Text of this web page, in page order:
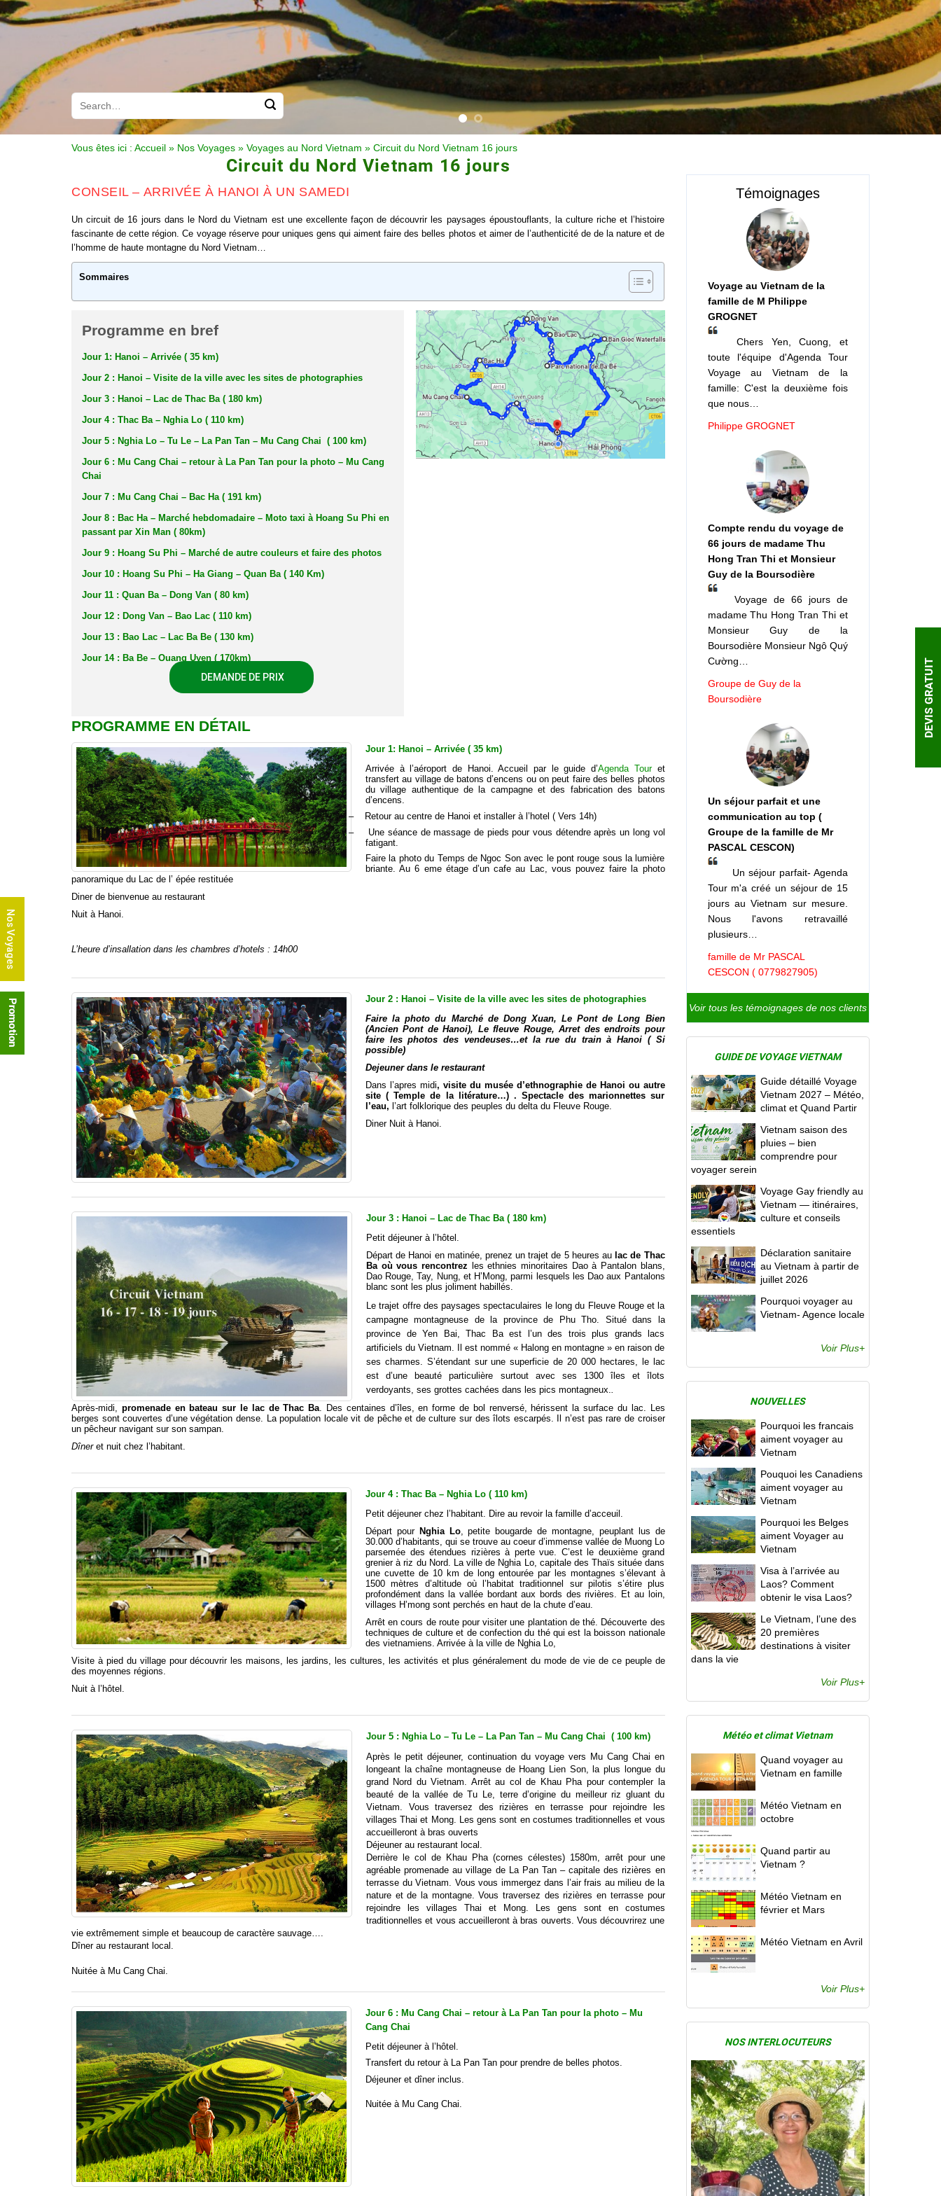
Vous êtes ici : Accueil » Nos Voyages » Voyages au Nord Vietnam » Circuit du Nord Vietnam 16 jours
Circuit du Nord Vietnam 16 jours
CONSEIL – ARRIVÉE À HANOI À UN SAMEDI
Un circuit de 16 jours dans le Nord du Vietnam est une excellente façon de découvrir les paysages époustouflants, la culture riche et l’histoire
fascinante de cette région. Ce voyage réserve pour uniques gens qui aiment faire des belles photos et aimer de l’authenticité de de la nature et de
l’homme de haute montagne du Nord Vietnam…
Sommaires
Programme en bref
Jour 1: Hanoi – Arrivée ( 35 km)
Jour 2 : Hanoi – Visite de la ville avec les sites de photographies
Jour 3 : Hanoi – Lac de Thac Ba ( 180 km)
Jour 4 : Thac Ba – Nghia Lo ( 110 km)
Jour 5 : Nghia Lo – Tu Le – La Pan Tan – Mu Cang Chai ( 100 km)
Jour 6 : Mu Cang Chai – retour à La Pan Tan pour la photo – Mu Cang
Chai
Jour 7 : Mu Cang Chai – Bac Ha ( 191 km)
Jour 8 : Bac Ha – Marché hebdomadaire – Moto taxi à Hoang Su Phi en
passant par Xin Man ( 80km)
Jour 9 : Hoang Su Phi – Marché de autre couleurs et faire des photos
Jour 10 : Hoang Su Phi – Ha Giang – Quan Ba ( 140 Km)
Jour 11 : Quan Ba – Dong Van ( 80 km)
Jour 12 : Dong Van – Bao Lac ( 110 km)
Jour 13 : Bao Lac – Lac Ba Be ( 130 km)
Jour 14 : Ba Be – Quang Uyen ( 170km)
Jour 15 : Quang Uyen – Cascades Ban Gioc – Cao Bang ( 140 km)
DEMANDE DE PRIX
PROGRAMME EN DÉTAIL
Jour 1: Hanoi – Arrivée ( 35 km)
Arrivée à l’aéroport de Hanoi. Accueil par le guide d’Agenda Touret
transfertau village de batons d’encens ou on peut faire des belles photos
du village authentique de la campagne et des fabrication des batons
d’encens.
–
Retour au centre de Hanoi et installer à l’hotel ( Vers 14h)
–
Une séance demassage de pieds pour vous détendre après un long vol
fatigant.
Faire la photo du Temps de Ngoc Son avec le pont rouge sous la lumière
briante. Au 6 eme étage d’un cafe au Lac, vous pouvez faire la photo
panoramique du Lac de l’ épée restituée
Diner de bienvenue au restaurant
Nuit à Hanoi.
L’heure d’insallation dans les chambres d’hotels : 14h00
Jour 2 : Hanoi – Visite de la ville avec les sites de photographies
Faire la photo du Marché de Dong Xuan, Le Pont de Long Bien
(Ancien Pont de Hanoi), Le fleuve Rouge, Arret des endroits pour
faire les photos des vendeuses…et la rue du train à Hanoi ( Si
possible)
Dejeuner dans le restaurant
Dans l’apres midi, visite du musée d’ethnographie de Hanoi ou autre
site ( Temple de la litérature…) . Spectacle des marionnettes sur
l’eau, l’art folklorique des peuples du delta du Fleuve Rouge.
Diner Nuit à Hanoi.
Jour 3 : Hanoi – Lac de Thac Ba ( 180 km)
Petit déjeuner à l’hôtel.
Départ de Hanoi en matinée, prenez un trajet de 5 heures au lac de Thac
Ba où vous rencontrez les ethnies minoritaires Dao à Pantalon blans,
Dao Rouge, Tay, Nung, et H’Mong, parmi lesquels les Dao aux Pantalons
blanc sont les plus joliment habillés.
Le trajet offre des paysages spectaculaires le long du Fleuve Rouge et la
campagne montagneuse de la province de Phu Tho. Situé dans la
province de Yen Bai, Thac Ba est l’un des trois plus grands lacs
artificiels du Vietnam. Il est nommé « Halong en montagne » en raison de
ses charmes. S’étendant sur une superficie de 20 000 hectares, le lac
est d’une beauté particulière surtout avec ses 1300 îles et îlots
verdoyants, ses grottes cachées dans les pics montagneux.
Après-midi, promenade en bateau sur le lac de Thac Ba . Des centaines d’îles, en forme de bol renversé, hérissent la surface du lac. Les
berges sont couvertes d’une végétation dense. La population locale vit de pêche et de culture sur des îlots escarpés. Il n’est pas rare de croiser
un pêcheur navigant sur son sampan.
Dîner et nuit chez l’habitant.
Jour 4 : Thac Ba – Nghia Lo ( 110 km)
Petit déjeuner chez l’habitant. Dire au revoir la famille d’acceuil.
Départ pour Nghia Lo, petite bougarde de montagne, peuplant lus de
30.000 d’habitants, qui se trouve au coeur d’immense vallée de Muong Lo
parsemée des étendues rizières à perte vue. C’est le deuxième grand
grenier à riz du Nord. La ville de Nghia Lo, capitale des Thaïs située dans
une cuvette de 10 km de long entourée par les montagnes s’élevant à
1500 mètres d’altitude où l’habitat traditionnel sur pilotis s’étire plus
profondément dans la vallée bordant aux bords des rivières. Et au loin,
villages H’mong sont perchés en haut de la chute d’eau.
Arrêt en cours de route pour visiter une plantation de thé. Découverte des
techniques de culture et de confection du thé qui est la boisson nationale
des vietnamiens. Arrivée à la ville de Nghia Lo,
Visite à pied du village pour découvrir les maisons, les jardins, les cultures, les activités et plus généralement du mode de vie de ce peuple de
des moyennes régions.
Nuit à l’hôtel.
Jour 5 : Nghia Lo – Tu Le – La Pan Tan – Mu Cang Chai ( 100 km)
Après le petit déjeuner, continuation du voyage vers Mu Cang Chai en
longeant la chaîne montagneuse de Hoang Lien Son, la plus longue du
grand Nord du Vietnam. Arrêt au col de Khau Pha pour contempler la
beauté de la vallée de Tu Le, terre d’origine du meilleur riz gluant du
Vietnam. Vous traversez des rizières en terrasse pour rejoindre les
villages Thai et Mong. Les gens sont en costumes traditionnelles et vous
accueilleront à bras ouverts
Déjeuner au restaurant local.
Derrière le col de Khau Pha (cornes célestes) 1580m, arrêt pour une
agréable promenade au village de La Pan Tan – capitale des rizières en
terrasse du Vietnam. Vous vous immergez dans l’air frais au milieu de la
nature et de la montagne. Vous traversez des rizières en terrasse pour
rejoindre les villages Thai et Mong. Les gens sont en costumes
traditionnelles et vous accueilleront à bras ouverts. Vous découvrirez une
vie extrêmement simple et beaucoup de caractère sauvage….
Dîner au restaurant local.
Nuitée à Mu Cang Chai.
Jour 6 : Mu Cang Chai – retour à La Pan Tan pour la photo – Mu
Cang Chai
Petit déjeuner à l’hôtel.
Transfert du retour à La Pan Tan pour prendre de belles photos.
Déjeuner et dîner inclus.
Nuitée à Mu Cang Chai.
Témoignages
Voyage au Vietnam de la
famille de M Philippe
GROGNET
Chers Yen, Cuong, et
toute l'équipe d'Agenda Tour
Voyage au Vietnam de la
famille: C'est la deuxième fois
que nous…
Philippe GROGNET
Compte rendu du voyage de
66 jours de madame Thu
Hong Tran Thi et Monsieur
Guy de la Boursodière
Voyage de 66 jours de
madame Thu Hong Tran Thi et
Monsieur Guy de la
Boursodière Monsieur Ngô Quý
Cường…
Groupe de Guy de la
Boursodière
Un séjour parfait et une
communication au top (
Groupe de la famille de Mr
PASCAL CESCON)
Un séjour parfait- Agenda
Tour m'a créé un séjour de 15
jours au Vietnam sur mesure.
Nous l'avons retravaillé
plusieurs…
famille de Mr PASCAL
CESCON ( 0779827905)
Voir tous les témoignages de nos clients
GUIDE DE VOYAGE VIETNAM
Guide détaillé Voyage
Vietnam 2027 – Météo,
climat et Quand Partir
Vietnam saison des
pluies – bien
comprendre pour
voyager serein
Voyage Gay friendly au
Vietnam — itinéraires,
culture et conseils
essentiels
Déclaration sanitaire
au Vietnam à partir de
juillet 2026
Pourquoi voyager au
Vietnam- Agence locale
Voir Plus+
NOUVELLES
Pourquoi les francais
aiment voyager au
Vietnam
Pouquoi les Canadiens
aiment voyager au
Vietnam
Pourquoi les Belges
aiment Voyager au
Vietnam
Visa à l’arrivée au
Laos? Comment
obtenir le visa Laos?
Le Vietnam, l’une des
20 premières
destinations à visiter
dans la vie
Voir Plus+
Météo et climat Vietnam
Quand voyager au
Vietnam en famille
Météo Vietnam en
octobre
Quand partir au
Vietnam ?
Météo Vietnam en
février et Mars
Météo Vietnam en Avril
Voir Plus+
NOS INTERLOCUTEURS
DEVIS GRATUIT
Nos Voyages